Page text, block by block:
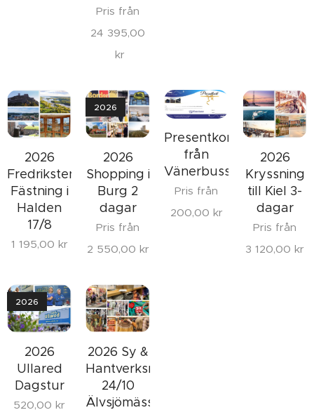
Pris från
24 395,00
kr
2026
Fredrikstens
Fästning i
Halden
17/8
1 195,00 kr
2026
Shopping i
Burg 2
dagar
2026
Pris från
2 550,00 kr
Presentkort
från
Vänerbuss
Pris från
200,00 kr
2026
Kryssning
till Kiel 3-
dagar
Pris från
3 120,00 kr
2026
Ullared
Dagstur
2026
520,00 kr
2026 Sy &
Hantverksmässan
24/10
Älvsjömässan